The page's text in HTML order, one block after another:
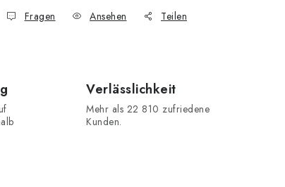
Fragen Ansehen Teilen
Verlässlichkeit
Mehr als 22 810 zufriedene
Kunden.